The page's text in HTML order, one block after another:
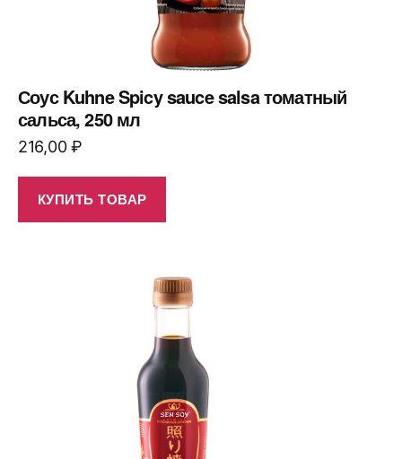
Соус Kuhne Spicy sauce salsa томатный
сальса, 250 мл
216,00₽
КУПИТЬ ТОВАР